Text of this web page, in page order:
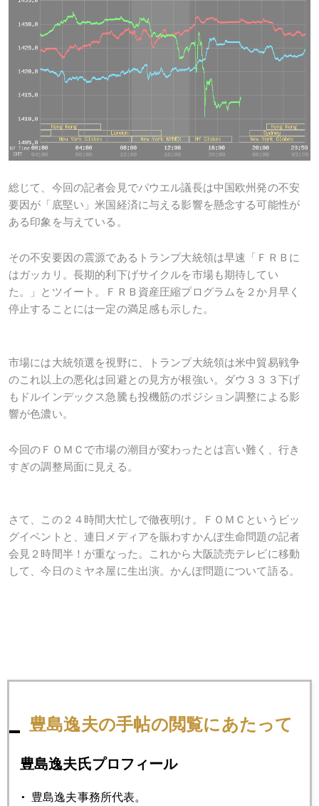
総じて、今回の記者会見でパウエル議長は中国欧州発の不安
要因が「底堅い」米国経済に与える影響を懸念する可能性が
ある印象を与えている。
その不安要因の震源であるトランプ大統領は早速「ＦＲＢに
はガッカリ。長期的利下げサイクルを市場も期待してい
た。」とツイート。ＦＲＢ資産圧縮プログラムを２か月早く
停止することには一定の満足感も示した。
市場には大統領選を視野に、トランプ大統領は米中貿易戦争
のこれ以上の悪化は回避との見方が根強い。ダウ３３３下げ
もドルインデックス急騰も投機筋のポジション調整による影
響が色濃い。
今回のＦＯＭＣで市場の潮目が変わったとは言い難く、行き
すぎの調整局面に見える。
さて、この２４時間大忙しで徹夜明け。ＦＯＭＣというビッ
グイベントと、連日メディアを賑わすかんぽ生命問題の記者
会見２時間半！が重なった。これから大阪読売テレビに移動
して、今日のミヤネ屋に生出演。かんぽ問題について語る。
7月 8月 9月 10月
豊島逸夫の手帖の閲覧にあたって
豊島逸夫氏プロフィール
豊島逸夫事務所代表。